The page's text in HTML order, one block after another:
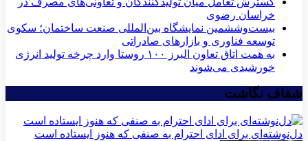
خراسان رضوی
بیست‌وششمین نمایشگاه بین‌المللی صنعت ساختمان؛ سکوی
توسعه فناوری و بازارهای صادراتی
به همت اتاق تعاون البرز ۱۰۰ روستا وارد چرخه تولید انرژی
خورشیدی می‌شوند
شفاف نگاشت
دل‌نوشته‌ای برای ادای احترام به صنفی که هنوز ایستاده است